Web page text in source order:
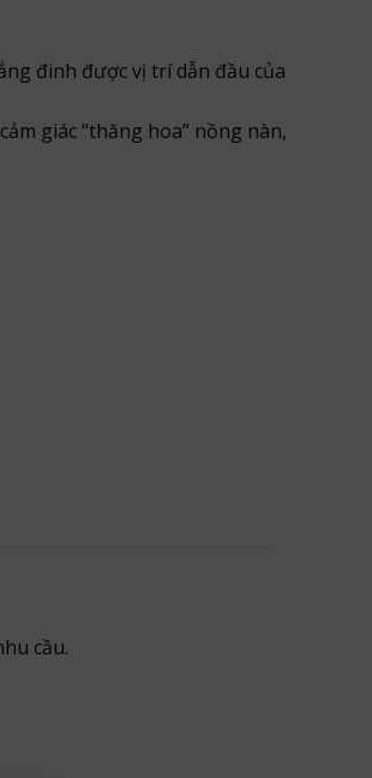
đinh được vị trí dẫn đầu của
giác “thăng hoa” nồng nàn,
cầu.